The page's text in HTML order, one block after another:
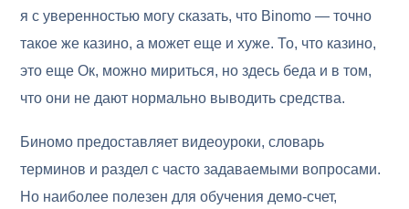
я с уверенностью могу сказать, что Binomo — точно
такое же казино, а может еще и хуже. То, что казино,
это еще Ок, можно мириться, но здесь беда и в том,
что они не дают нормально выводить средства.
Биномо предоставляет видеоуроки, словарь
терминов и раздел с часто задаваемыми вопросами.
Но наиболее полезен для обучения демо-счет,